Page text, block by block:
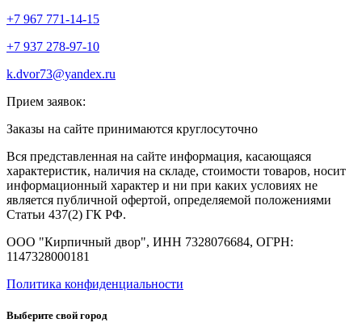
+7 967 771-14-15
+7 937 278-97-10
k.dvor73@yandex.ru
Прием заявок:
Заказы на сайте принимаются круглосуточно
Вся представленная на сайте информация, касающаяся
характеристик, наличия на складе, стоимости товаров, носит
информационный характер и ни при каких условиях не
является публичной офертой, определяемой положениями
Статьи 437(2) ГК РФ.
ООО "Кирпичный двор", ИНН 7328076684, ОГРН:
1147328000181
Политика конфиденциальности
Выберите свой город